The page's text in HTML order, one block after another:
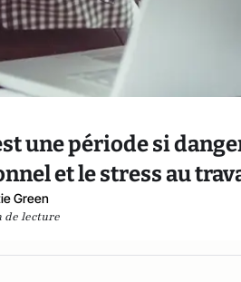
une période si
et le stress au
Green
de lecture